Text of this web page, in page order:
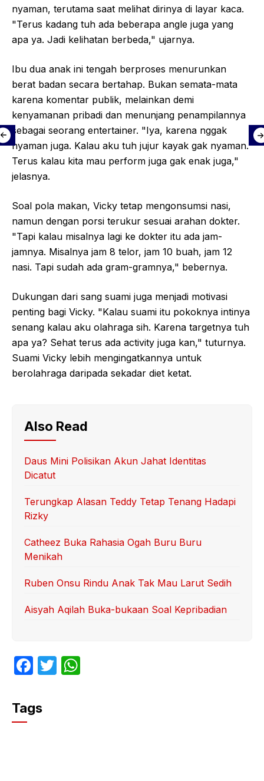
nyaman, terutama saat melihat dirinya di layar kaca.
"Terus kadang tuh ada beberapa angle juga yang
apa ya. Jadi kelihatan berbeda," ujarnya.
Ibu dua anak ini tengah berproses menurunkan
berat badan secara bertahap. Bukan semata-mata
karena komentar publik, melainkan demi
kenyamanan pribadi dan menunjang penampilannya
sebagai seorang entertainer. "Iya, karena nggak
nyaman juga. Kalau aku tuh jujur kayak gak nyaman.
Terus kalau kita mau perform juga gak enak juga,"
jelasnya.
Soal pola makan, Vicky tetap mengonsumsi nasi,
namun dengan porsi terukur sesuai arahan dokter.
"Tapi kalau misalnya lagi ke dokter itu ada jam-
jamnya. Misalnya jam 8 telor, jam 10 buah, jam 12
nasi. Tapi sudah ada gram-gramnya," bebernya.
Dukungan dari sang suami juga menjadi motivasi
penting bagi Vicky. "Kalau suami itu pokoknya intinya
senang kalau aku olahraga sih. Karena targetnya tuh
apa ya? Sehat terus ada activity juga kan," tuturnya.
Suami Vicky lebih mengingatkannya untuk
berolahraga daripada sekadar diet ketat.
Also Read
Daus Mini Polisikan Akun Jahat Identitas
Dicatut
Terungkap Alasan Teddy Tetap Tenang Hadapi
Rizky
Catheez Buka Rahasia Ogah Buru Buru
Menikah
Ruben Onsu Rindu Anak Tak Mau Larut Sedih
Aisyah Aqilah Buka-bukaan Soal Kepribadian
F
c
e
T
Tags